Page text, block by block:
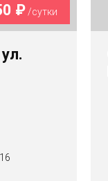
₽ /сутки